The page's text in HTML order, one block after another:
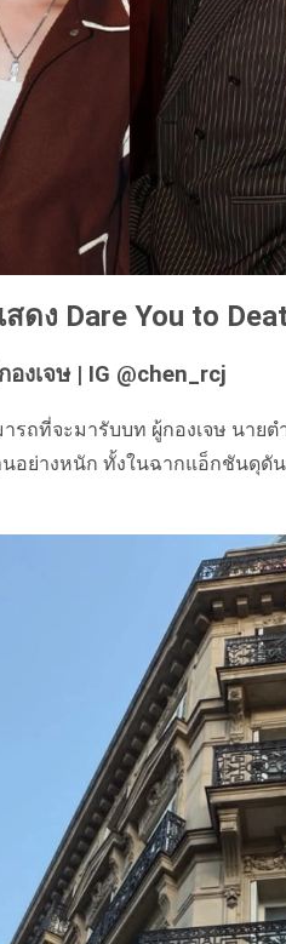
ดง Dare You to
งเจษ | IG @chen_rcj
ถที่จะมารับบท ผู้กองเจษ นาย
นอย่างหนัก ทั้งในฉากแอ็กชันดุ